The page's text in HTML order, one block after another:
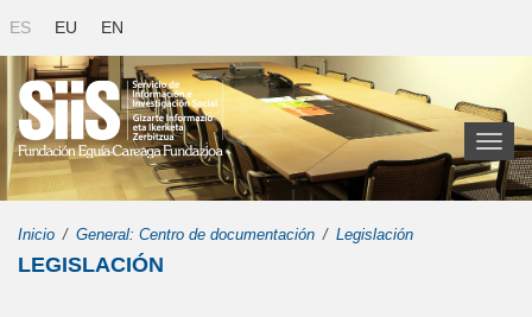
ES EU EN
Toggle
Inicio General: Centro de documentación Legislación
LEGISLACIÓN